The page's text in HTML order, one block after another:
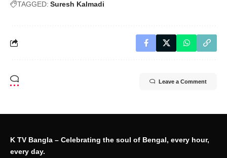
TAGGED: Suresh Kalmadi
Leave a Comment
K TV Bangla – Celebrating the soul of Bengal, every hour,
every day.